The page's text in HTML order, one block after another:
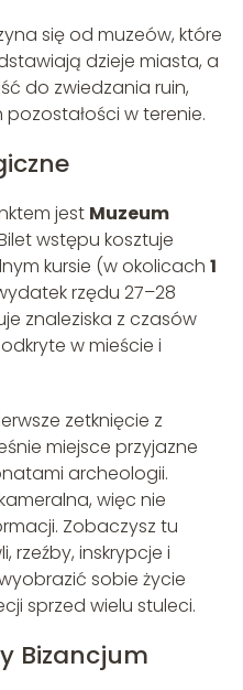
się od muzeów, które
dzieje miasta, a
do zwiedzania ruin,
w terenie.
jest Muzeum
wstępu kosztuje
kursie (w okolicach 1
rzędu 27–28
znaleziska z czasów
w mieście i
zetknięcie z
miejsce przyjazne
archeologii.
więc nie
Zobaczysz tu
rzeźby, inskrypcje i
sobie życie
sprzed wielu stuleci.
Bizancjum